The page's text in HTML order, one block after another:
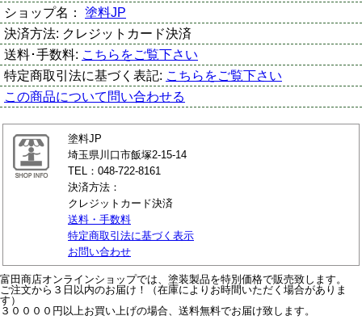
ショップ名： 塗料JP
決済方法: クレジットカード決済
送料･手数料: こちらをご覧下さい
特定商取引法に基づく表記: こちらをご覧下さい
この商品について問い合わせる
塗料JP
埼玉県川口市飯塚2-15-14
TEL：048-722-8161
決済方法：
クレジットカード決済
送料・手数料
特定商取引法に基づく表示
お問い合わせ
富田商店オンラインショップでは、塗装製品を特別価格で販売致します。
ご注文から３日以内のお届け！（在庫によりお時間いただく場合がありま
す）
３００００円以上お買い上げの場合、送料無料でお届け致します。